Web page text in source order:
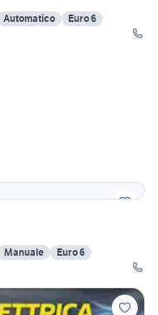
Automatico
Euro 6
Manuale
Euro 6